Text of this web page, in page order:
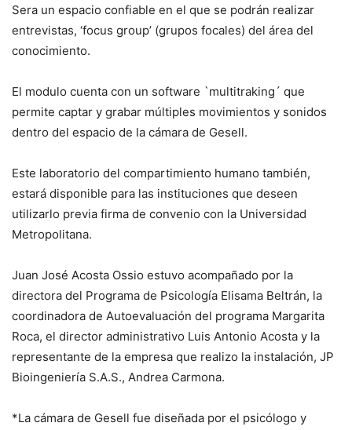
Sera un espacio confiable en el que se podrán realizar
entrevistas, ‘focus group’ (grupos focales) del área del
conocimiento.
El modulo cuenta con un software `multitraking´ que
permite captar y grabar múltiples movimientos y sonidos
dentro del espacio de la cámara de Gesell.
Este laboratorio del compartimiento humano también,
estará disponible para las instituciones que deseen
utilizarlo previa firma de convenio con la Universidad
Metropolitana.
Juan José Acosta Ossio estuvo acompañado por la
directora del Programa de Psicología Elisama Beltrán, la
coordinadora de Autoevaluación del programa Margarita
Roca, el director administrativo Luis Antonio Acosta y la
representante de la empresa que realizo la instalación, JP
Bioingeniería S.A.S., Andrea Carmona.
*La cámara de Gesell fue diseñada por el psicólogo y